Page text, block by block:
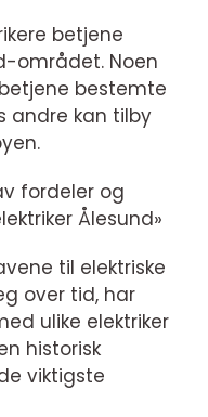
betjene
området. Noen
bestemte
andre kan tilby
fordeler og
Ålesund»
til elektriske
over tid, har
ulike elektriker
historisk
viktigste